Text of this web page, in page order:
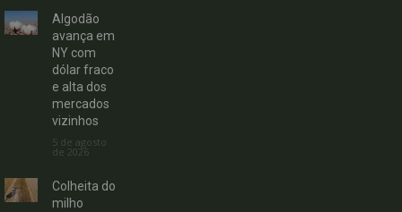
Algodão
avança em
NY com
dólar fraco
e alta dos
mercados
vizinhos
5 de agosto
de 2026
Colheita do
milho